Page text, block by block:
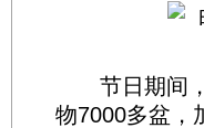
节日期间，
物7000多盆，